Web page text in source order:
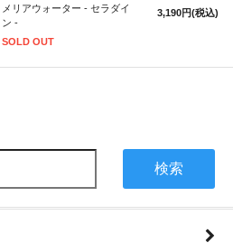
メリアウォーター - セラダイ
ン -
SOLD OUT
3,190円(税込)
検索